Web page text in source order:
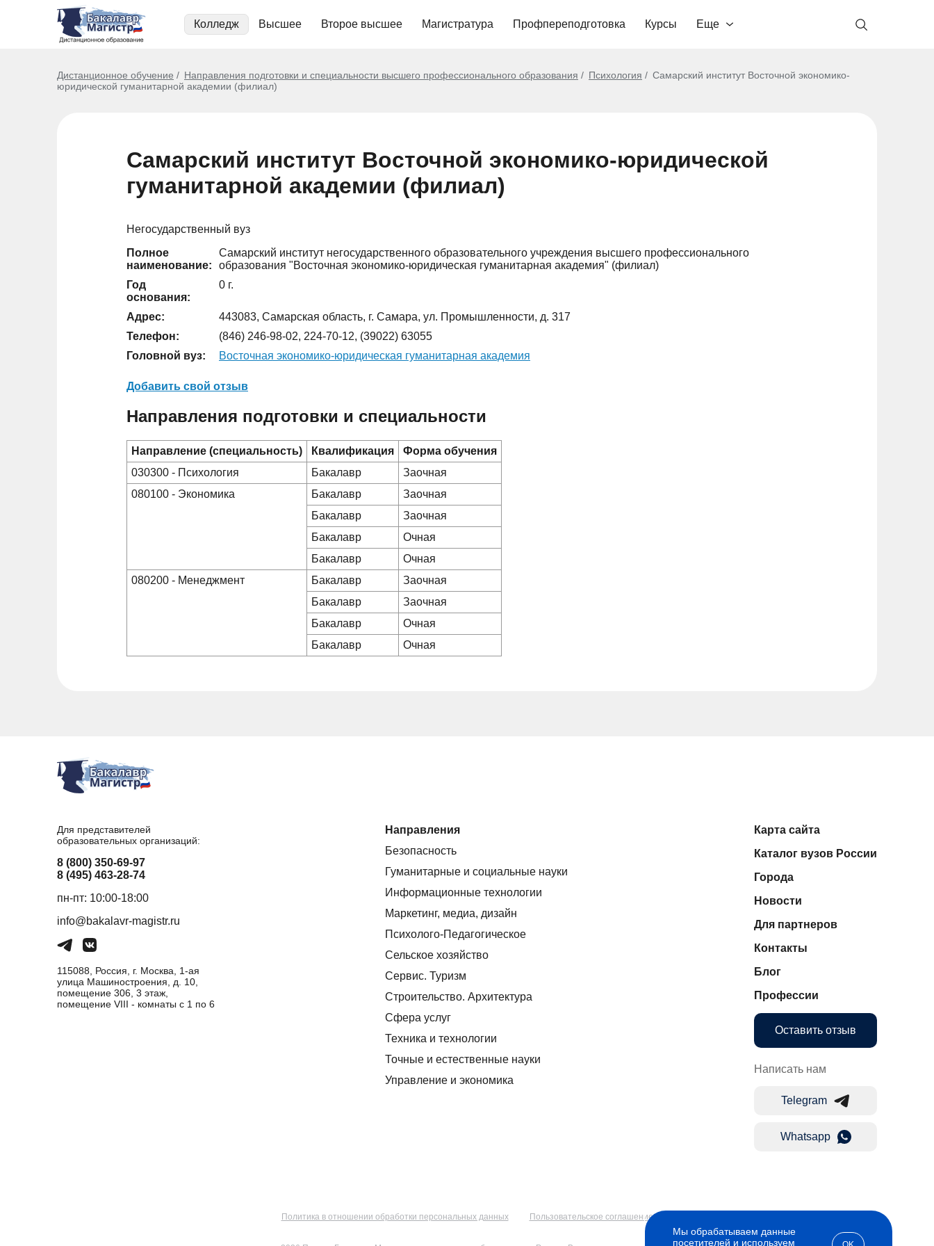
Колледж Высшее Второе высшее Магистратура Профпереподготовка Курсы Еще
Дистанционное обучение Направления подготовки и специальности высшего профессионального образования Психология
Самарский институт Восточной экономико-
юридической гуманитарной академии (филиал)
Самарский институт Восточной экономико-юридической
гуманитарной академии (филиал)
Негосударственный вуз
Полное
наименование:
Самарский институт негосударственного образовательного учреждения высшего профессионального
образования "Восточная экономико-юридическая гуманитарная академия" (филиал)
Год
основания:
0 г.
Адрес:
443083, Самарская область, г. Самара, ул. Промышленности, д. 317
Телефон:
(846) 246-98-02, 224-70-12, (39022) 63055
Головной вуз:
Восточная экономико-юридическая гуманитарная академия
Добавить свой отзыв
Направления подготовки и специальности
Направление (специальность) Квалификация
Форма обучения
030300 - Психология
Бакалавр
Заочная
080100 - Экономика
Бакалавр
Заочная
Бакалавр
Заочная
Бакалавр
Очная
Бакалавр
Очная
080200 - Менеджмент
Бакалавр
Заочная
Бакалавр
Заочная
Бакалавр
Очная
Бакалавр
Очная
Для представителей
образовательных организаций:
8 (800) 350-69-97
8 (495) 463-28-74
пн-пт: 10:00-18:00
info@bakalavr-magistr.ru
115088, Россия, г. Москва, 1-ая
улица Машиностроения, д. 10,
помещение 306, 3 этаж,
помещение VIII - комнаты с 1 по 6
Направления
Безопасность
Гуманитарные и социальные науки
Информационные технологии
Маркетинг, медиа, дизайн
Психолого-Педагогическое
Сельское хозяйство
Сервис. Туризм
Строительство. Архитектура
Сфера услуг
Техника и технологии
Точные и естественные науки
Управление и экономика
Карта сайта
Каталог вузов России
Города
Новости
Для партнеров
Контакты
Блог
Профессии
Оставить отзыв
Написать нам
Telegram
Whatsapp
Политика в отношении обработки персональных данных Пользовательское соглашение
Мы обрабатываем данные
посетителей и используем